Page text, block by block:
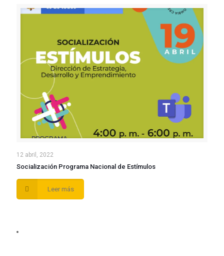
12 abril, 2022
Socialización Programa Nacional de Estímulos
Leer más